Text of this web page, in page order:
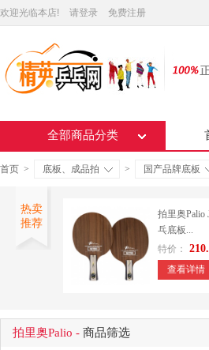
欢迎光临本店! 请登录 免费注册
全部商品分类
首页 > 底板、成品拍 > 国产品牌底板
热卖
推荐
拍里奥Palio
乓底板...
特价：
查看详情
拍里奥Palio - 商品筛选